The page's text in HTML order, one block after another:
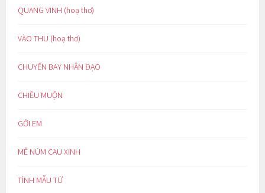
QUANG VINH (hoạ thơ)
VÀO THU (hoạ thơ)
CHUYẾN BAY NHÂN ĐẠO
CHIỀU MUỘN
GỞI EM
MÊ NÚM CAU XINH
TÌNH MẪU TỬ